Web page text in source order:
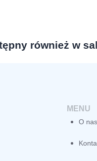
również w
MENU
O nas